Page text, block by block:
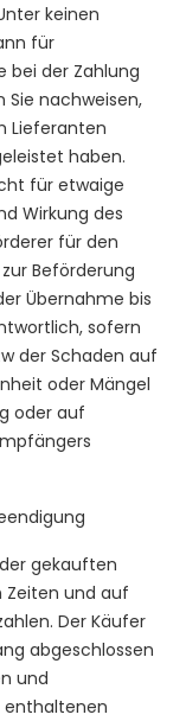
keinen
für
bei der Zahlung
nachweisen,
Lieferanten
haben.
für etwaige
Wirkung des
für den
Beförderung
Übernahme bis
sofern
der Schaden auf
oder Mängel
oder auf
gekauften
Zeiten und auf
Der Käufer
abgeschlossen
und
enthaltenen